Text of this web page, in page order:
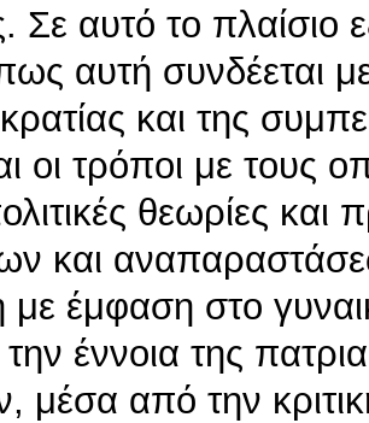
Σε αυτό το πλαίσιο
αυτή συνδέεται
και της
οι τρόποι με τους
θεωρίες
και
με έμφαση στο
έννοια της
μέσα από την